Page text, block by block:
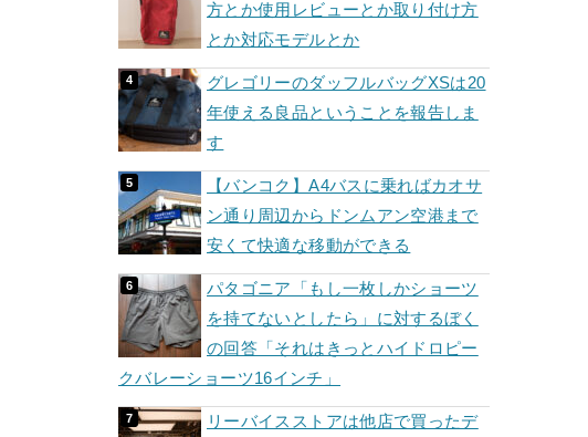
方とか使用レビューとか取り付け方
とか対応モデルとか
グレゴリーのダッフルバッグXSは20
年使える良品ということを報告しま
す
【バンコク】A4バスに乗ればカオサ
ン通り周辺からドンムアン空港まで
安くて快適な移動ができる
パタゴニア「もし一枚しかショーツ
を持てないとしたら」に対するぼく
の回答「それはきっとハイドロピー
クバレーショーツ16インチ」
リーバイスストアは他店で買ったデ